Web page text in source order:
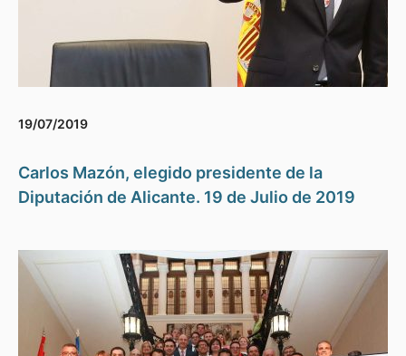
19/07/2019
Carlos Mazón, elegido presidente de la
Diputación de Alicante. 19 de Julio de 2019